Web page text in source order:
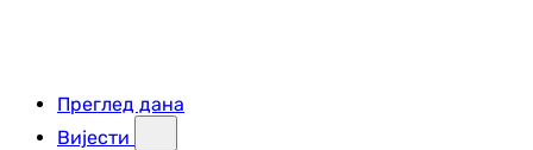
Преглед дана
Вијести